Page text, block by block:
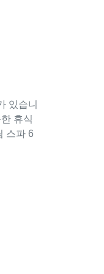
있습니
휴식
스파 6